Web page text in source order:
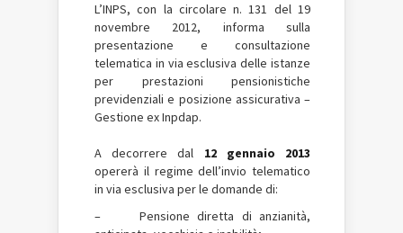
L’INPS, con la circolare n. 131 del 19
novembre 2012, informa sulla
presentazione e consultazione
telematica in via esclusiva delle istanze
per prestazioni pensionistiche
previdenziali e posizione assicurativa –
Gestione ex Inpdap.
A decorrere dal 12 gennaio 2013
opererà il regime dell’invio telematico
in via esclusiva per le domande di:
– Pensione diretta di anzianità,